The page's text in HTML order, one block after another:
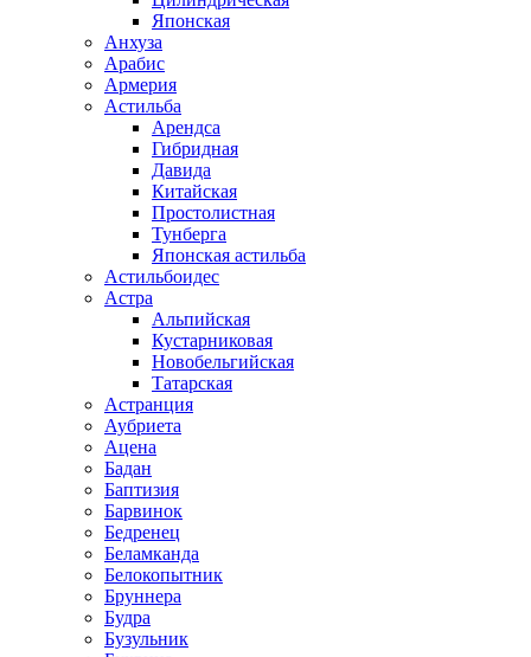
Японская
Анхуза
Арабис
Армерия
Астильба
Арендса
Гибридная
Давида
Китайская
Простолистная
Тунберга
Японская астильба
Астильбоидес
Астра
Альпийская
Кустарниковая
Новобельгийская
Татарская
Астранция
Аубриета
Ацена
Бадан
Баптизия
Барвинок
Бедренец
Беламканда
Белокопытник
Бруннера
Будра
Бузульник